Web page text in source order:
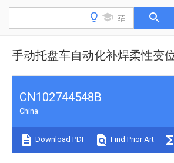
手动托盘车自动化补焊柔性变
CN102744548B
China
Download PDF Find Prior Art